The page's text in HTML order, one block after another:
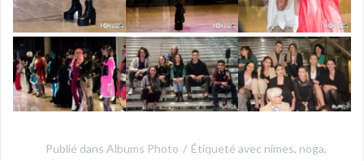
Publié dans Albums Photo Étiqueté avec nimes, noga,